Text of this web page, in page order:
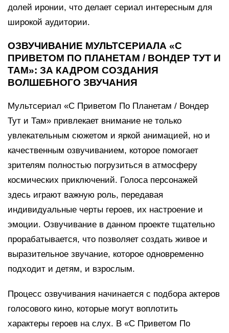
долей иронии, что делает сериал интересным для
широкой аудитории.
ОЗВУЧИВАНИЕ МУЛЬТСЕРИАЛА «С
ПРИВЕТОМ ПО ПЛАНЕТАМ / ВОНДЕР ТУТ И
ТАМ»: ЗА КАДРОМ СОЗДАНИЯ
ВОЛШЕБНОГО ЗВУЧАНИЯ
Мультсериал «С Приветом По Планетам / Вондер
Тут и Там» привлекает внимание не только
увлекательным сюжетом и яркой анимацией, но и
качественным озвучиванием, которое помогает
зрителям полностью погрузиться в атмосферу
космических приключений. Голоса персонажей
здесь играют важную роль, передавая
индивидуальные черты героев, их настроение и
эмоции. Озвучивание в данном проекте тщательно
прорабатывается, что позволяет создать живое и
выразительное звучание, которое одновременно
подходит и детям, и взрослым.
Процесс озвучивания начинается с подбора актеров
голосового кино, которые могут воплотить
характеры героев на слух. В «С Приветом По